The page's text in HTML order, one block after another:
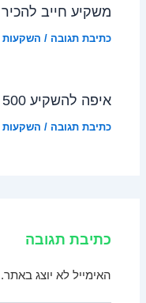
משקיע חייב להכיר
כתיבת תגובה / השקעות
איפה להשקיע 500 אלף שקל כדי להרוויח בגדול
כתיבת תגובה / השקעות
כתיבת תגובה
האימייל לא יוצג באתר.